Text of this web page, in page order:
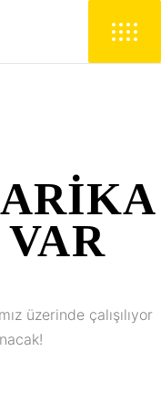
üzerinde çalışılıyor